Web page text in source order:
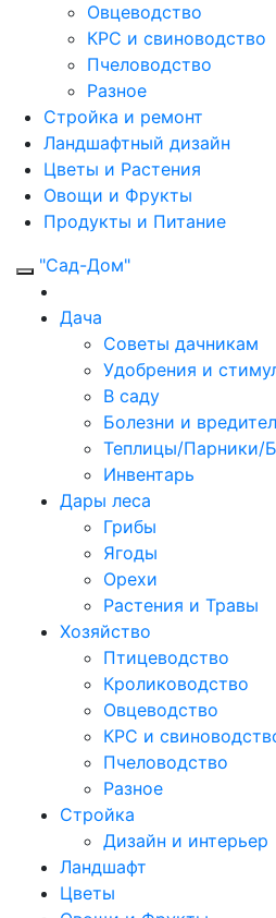
Овцеводство
КРС и свиноводство
Пчеловодство
Разное
Стройка и ремонт
Ландшафтный дизайн
Цветы и Растения
Овощи и Фрукты
Продукты и Питание
"Сад-Дом"
Дача
Советы дачникам
Удобрения и
В саду
Болезни и
Теплицы/Парники/
Инвентарь
Дары леса
Грибы
Ягоды
Орехи
Растения и Травы
Хозяйство
Птицеводство
Кролиководство
Овцеводство
КРС и
Пчеловодство
Разное
Стройка
Дизайн и интерьер
Ландшафт
Цветы